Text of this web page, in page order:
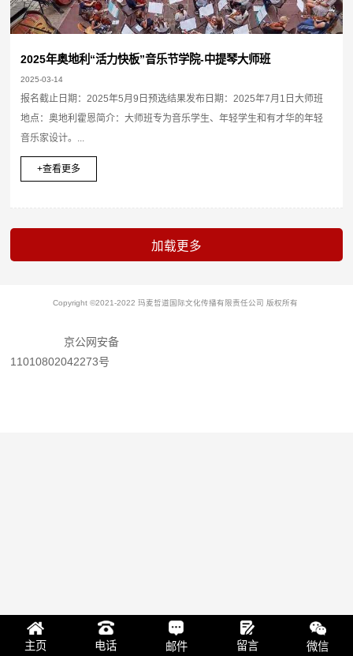
2025年奥地利“活力快板”音乐节学院-中提琴大师班
2025-03-14
报名截止日期：2025年5月9日预选结果发布日期：2025年7月1日大师班
地点：奥地利霍恩简介：大师班专为音乐学生、年轻学生和有才华的年轻
音乐家设计。...
+查看更多
主页 电话 邮件 留言 微信
Copyright ©2021-2022 玛麦哲道国际文化传播有限责任公司 版权所有
京公网安备
11010802042273号